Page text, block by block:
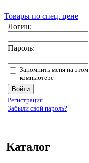
Товары по спец. цене
Логин:
Пароль:
Запомнить меня на этом
компьютере
Регистрация
Забыли свой пароль?
Каталог